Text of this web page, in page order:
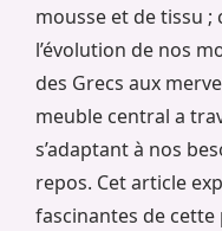
mousse et de tissu ;
l’évolution de nos
des Grecs aux
meuble central a
s’adaptant à nos
repos. Cet article
fascinantes de cette